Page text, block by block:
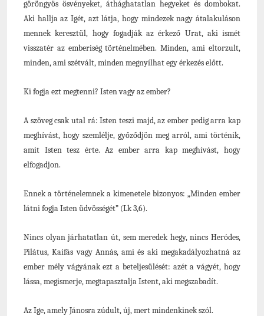
göröngyös ösvényeket, áthághatatlan hegyeket és dombokat.
Aki hallja az Igét, azt látja, hogy mindezek nagy átalakuláson
mennek keresztül, hogy fogadják az érkező Urat, aki ismét
visszatér az emberiség történelmében. Minden, ami eltorzult,
minden, ami szétvált, minden megnyílhat egy érkezés előtt.
Ki fogja ezt megtenni? Isten vagy az ember?
A szöveg csak utal rá: Isten teszi majd, az ember pedig arra kap
meghívást, hogy szemlélje, győződjön meg arról, ami történik,
amit Isten tesz érte. Az ember arra kap meghívást, hogy
elfogadjon.
Ennek a történelemnek a kimenetele bizonyos: „Minden ember
látni fogja Isten üdvösségét” (Lk 3,6).
Nincs olyan járhatatlan út, sem meredek hegy, nincs Heródes,
Pilátus, Kaifás vagy Annás, ami és aki megakadályozhatná az
ember mély vágyának ezt a beteljesülését: azét a vágyét, hogy
lássa, megismerje, megtapasztalja Istent, aki megszabadít.
Az Ige, amely Jánosra zúdult, új, mert mindenkinek szól.